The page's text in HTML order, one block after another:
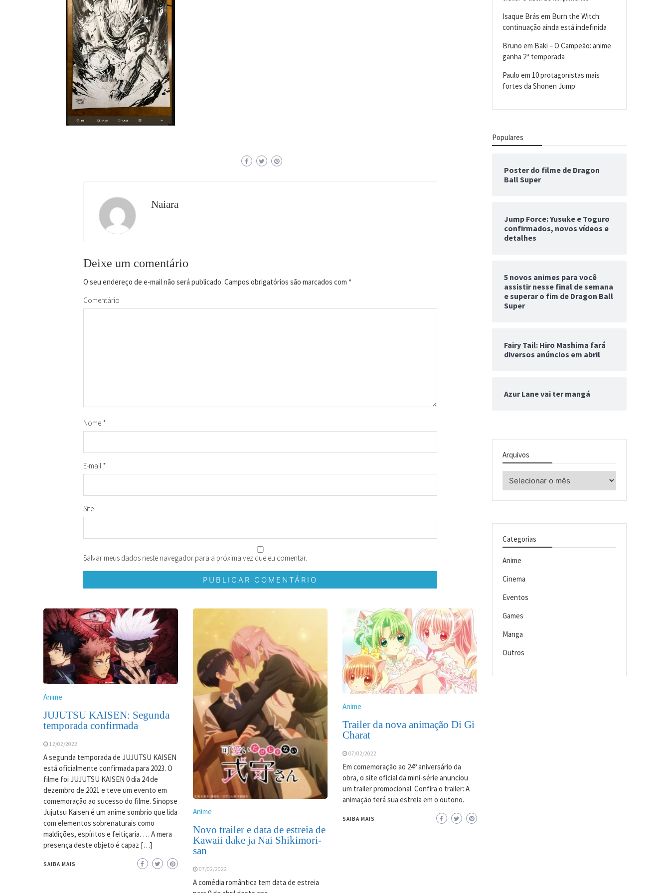
Naiara
Deixe um comentário
O seu endereço de e-mail não será publicado. Campos obrigatórios são marcados com *
Comentário
Nome *
E-mail *
Site
Salvar meus dados neste navegador para a próxima vez que eu comentar.
Anime
JUJUTSU KAISEN: Segunda
temporada confirmada
12/02/2022
A segunda temporada de JUJUTSU KAISEN
está oficialmente confirmada para 2023. O
filme foi JUJUTSU KAISEN 0 dia 24 de
dezembro de 2021 e teve um evento em
comemoração ao sucesso do filme. Sinopse
Jujutsu Kaisen é um anime sombrio que lida
com elementos sobrenaturais como
maldições, espíritos e feitiçaria. … A mera
presença deste objeto é capaz […]
SAIBA MAIS
Anime
Novo trailer e data de estreia de
Kawaii dake ja Nai Shikimori-
san
07/02/2022
A comédia romântica tem data de estreia
Anime
Trailer da nova animação Di Gi
Charat
07/02/2022
Em comemoração ao 24º aniversário da
obra, o site oficial da mini-série anunciou
um trailer promocional. Confira o trailer: A
animação terá sua estreia em o outono.
SAIBA MAIS
Isaque Brás em Burn the Witch:
continuação ainda está indefinida
Bruno em Baki – O Campeão: anime
ganha 2ª temporada
Paulo em 10 protagonistas mais
fortes da Shonen Jump
Populares
Poster do filme de Dragon
Ball Super
Jump Force: Yusuke e Toguro
confirmados, novos vídeos e
detalhes
5 novos animes para você
assistir nesse final de semana
e superar o fim de Dragon Ball
Super
Fairy Tail: Hiro Mashima fará
diversos anúncios em abril
Azur Lane vai ter mangá
Arquivos
Arquivos
Categorias
Anime
Cinema
Eventos
Games
Manga
Outros